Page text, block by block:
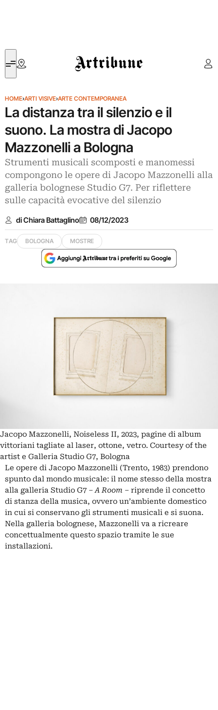
Artribune
HOME›ARTI VISIVE›ARTE CONTEMPORANEA
La distanza tra il silenzio e il
suono. La mostra di Jacopo
Mazzonelli a Bologna
Strumenti musicali scomposti e manomessi
compongono le opere di Jacopo Mazzonelli alla
galleria bolognese Studio G7. Per riflettere
sulle capacità evocative del silenzio
di Chiara Battaglino 08/12/2023
TAG BOLOGNA MOSTRE
Jacopo Mazzonelli, Noiseless II, 2023, pagine di album
vittoriani tagliate al laser, ottone, vetro. Courtesy of the
artist e Galleria Studio G7, Bologna
Le opere di Jacopo Mazzonelli (Trento, 1983) prendono
spunto dal mondo musicale: il nome stesso della mostra
alla galleria Studio G7 –A Room – riprende il concetto
di stanza della musica, ovvero un’ambiente domestico
in cui si conservano gli strumenti musicali e si suona.
Nella galleria bolognese, Mazzonelli va a ricreare
concettualmente questo spazio tramite le sue
installazioni.